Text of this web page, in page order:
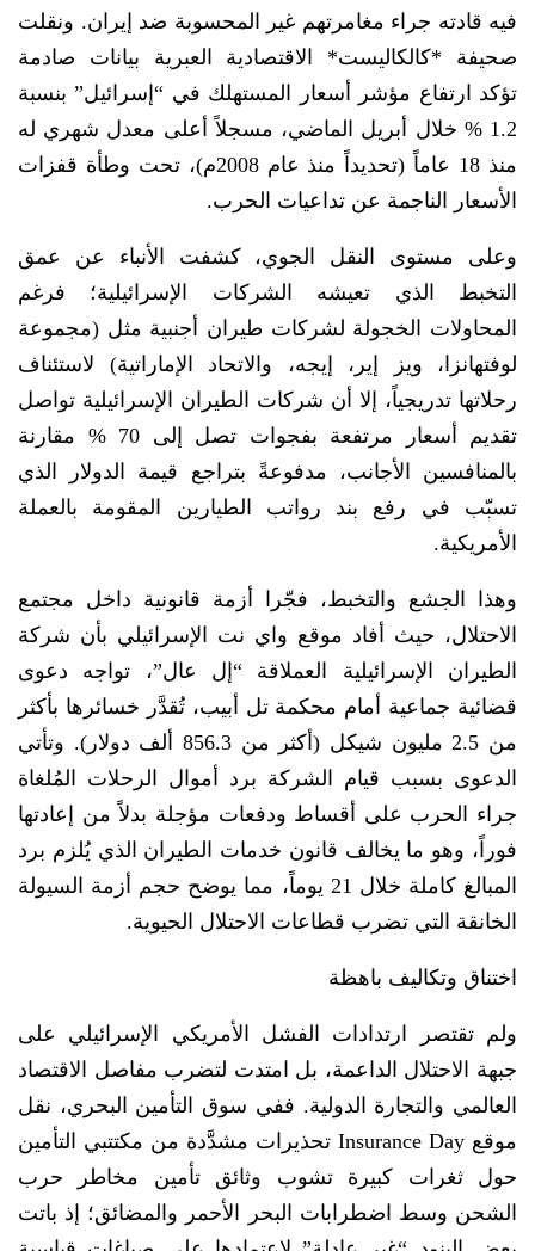
فيه قادته جراء مغامرتهم غير المحسوبة ضد إيران. ونقلت
صحيفة *كالكاليست* الاقتصادية العبرية بيانات صادمة
تؤكد ارتفاع مؤشر أسعار المستهلك في “إسرائيل” بنسبة
1.2 % خلال أبريل الماضي، مسجلاً أعلى معدل شهري له
منذ 18 عاماً (تحديداً منذ عام 2008م)، تحت وطأة قفزات
الأسعار الناجمة عن تداعيات الحرب.
وعلى مستوى النقل الجوي، كشفت الأنباء عن عمق
التخبط الذي تعيشه الشركات الإسرائيلية؛ فرغم
المحاولات الخجولة لشركات طيران أجنبية مثل (مجموعة
لوفتهانزا، ويز إير، إيجه، والاتحاد الإماراتية) لاستئناف
رحلاتها تدريجياً، إلا أن شركات الطيران الإسرائيلية تواصل
تقديم أسعار مرتفعة بفجوات تصل إلى 70 % مقارنة
بالمنافسين الأجانب، مدفوعةً بتراجع قيمة الدولار الذي
تسبّب في رفع بند رواتب الطيارين المقومة بالعملة
الأمريكية.
وهذا الجشع والتخبط، فجّرا أزمة قانونية داخل مجتمع
الاحتلال، حيث أفاد موقع واي نت الإسرائيلي بأن شركة
الطيران الإسرائيلية العملاقة “إل عال”، تواجه دعوى
قضائية جماعية أمام محكمة تل أبيب، تُقدَّر خسائرها بأكثر
من 2.5 مليون شيكل (أكثر من 856.3 ألف دولار). وتأتي
الدعوى بسبب قيام الشركة برد أموال الرحلات المُلغاة
جراء الحرب على أقساط ودفعات مؤجلة بدلاً من إعادتها
فوراً، وهو ما يخالف قانون خدمات الطيران الذي يُلزم برد
المبالغ كاملة خلال 21 يوماً، مما يوضح حجم أزمة السيولة
الخانقة التي تضرب قطاعات الاحتلال الحيوية.
اختناق وتكاليف باهظة
ولم تقتصر ارتدادات الفشل الأمريكي الإسرائيلي على
جبهة الاحتلال الداعمة، بل امتدت لتضرب مفاصل الاقتصاد
العالمي والتجارة الدولية. ففي سوق التأمين البحري، نقل
موقع Insurance Day تحذيرات مشدَّدة من مكتتبي التأمين
حول ثغرات كبيرة تشوب وثائق تأمين مخاطر حرب
الشحن وسط اضطرابات البحر الأحمر والمضائق؛ إذ باتت